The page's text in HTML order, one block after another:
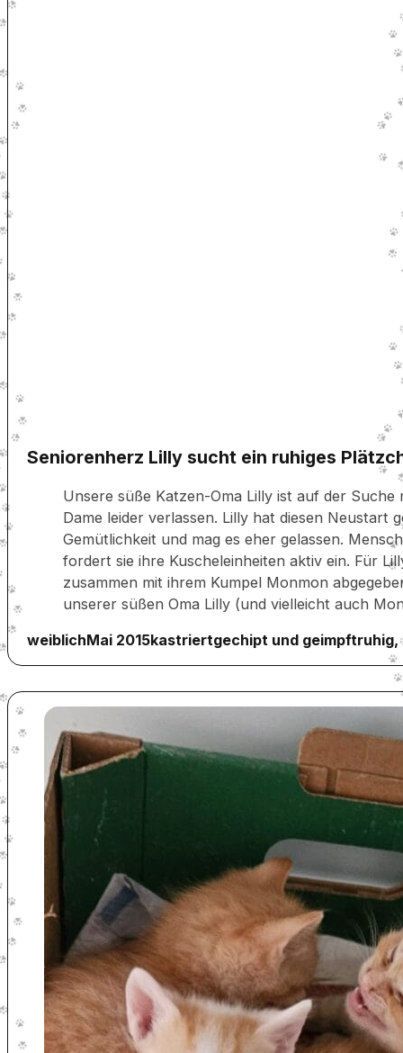
Seniorenherz Lilly sucht ein ruhiges
Unsere süße Katzen-Oma Lilly ist auf der
Dame leider verlassen. Lilly hat diesen Neustart
Gemütlichkeit und mag es eher gelassen.
fordert sie ihre Kuscheleinheiten aktiv ein. Für
zusammen mit ihrem Kumpel Monmon
unserer süßen Oma Lilly (und vielleicht auch
weiblichMai 2015kastriertgechipt und geimpftruhig,